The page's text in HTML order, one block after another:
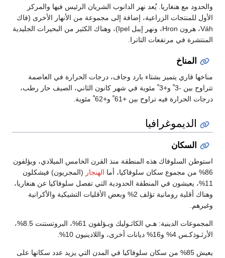
والحدود مع هنغاريا. يُعد نهر الدانوب الشريان الرئيس فيها والمركز
الأول للمنتجات الزراعية، إضافة إلى مجموعة من الأنهار الأخرى (فاك
Váh، هرون Hron، ونهر إيبل Ipel)، وهناك الكثير من البحيرات الجليدية
المنتشرة في مرتفعات التاترا.
المناخ
مناخها قاري يتميز بشتاء بارد وجاف، درجات الحرارة في العاصمة
تتراوح بين -3 ْ و+3 ْ مئوية في شهر كانون الثاني، الصيف حار رطب،
درجات الحرارة فيه تراوح بين +61 ْ و+62 ْ مئوية.
الديموغرافيا
السكان
استوطن السلوفاك هذه المنطقة منذ القرن الخامس الميلادي، ويؤلفون
86% من مجموع سكان سلوفاكيا، أما
الهنجار (المجريون) فيشكلون
11%، يعيشون في المنطقة الحدودية التي تفصل سلوفاكيا عن هنغاريا،
وهناك أقلية رومانية تؤلف 2% وبعض الأقليات التشيكية والأكرانية
وغيرهم.
المجموعات الدينية: هـي الكاثـوليك ويـؤلفون 61%، البروتستنت 8.5%،
الأرثـوذكـس 4% و16% ديانات أخرى، واللادينيون 10%.
يعيش 85% من سكان سلوفاكيا في المدن التي يزيد عدد سكانها على